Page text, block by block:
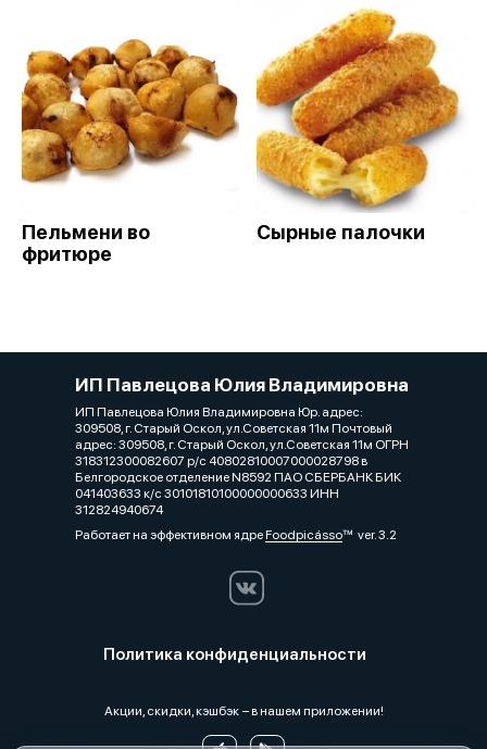
Пельмени во
фритюре
Сырные палочки
ИП Павлецова Юлия Владимировна
ИП Павлецова Юлия Владимировна Юр. адрес:
309508, г. Старый Оскол, ул.Советская 11м Почтовый
адрес: 309508, г. Старый Оскол, ул.Советская 11м ОГРН
318312300082607 р/с 40802810007000028798 в
Белгородское отделение N8592 ПАО СБЕРБАНК БИК
041403633 к/с 30101810100000000633 ИНН
312824940674
Работает на эффективном ядреFoodpicássover. 3.2
Политика конфиденциальности
Акции, скидки, кэшбэк − в нашем приложении!